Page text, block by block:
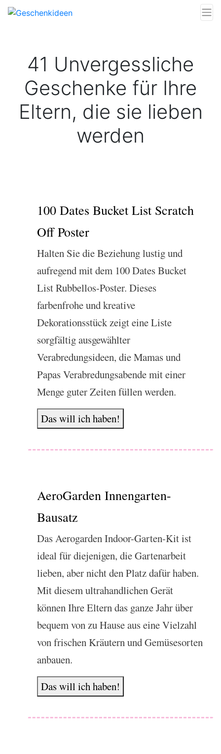
41 Unvergessliche
Geschenke für Ihre
Eltern, die sie lieben
werden
100 Dates Bucket List Scratch
Off Poster
Halten Sie die Beziehung lustig und
aufregend mit dem 100 Dates Bucket
List Rubbellos-Poster. Dieses
farbenfrohe und kreative
Dekorationsstück zeigt eine Liste
sorgfältig ausgewählter
Verabredungsideen, die Mamas und
Papas Verabredungsabende mit einer
Menge guter Zeiten füllen werden.
Das will ich haben!
AeroGarden Innengarten-
Bausatz
Das Aerogarden Indoor-Garten-Kit ist
ideal für diejenigen, die Gartenarbeit
lieben, aber nicht den Platz dafür haben.
Mit diesem ultrahandlichen Gerät
können Ihre Eltern das ganze Jahr über
bequem von zu Hause aus eine Vielzahl
von frischen Kräutern und Gemüsesorten
anbauen.
Das will ich haben!